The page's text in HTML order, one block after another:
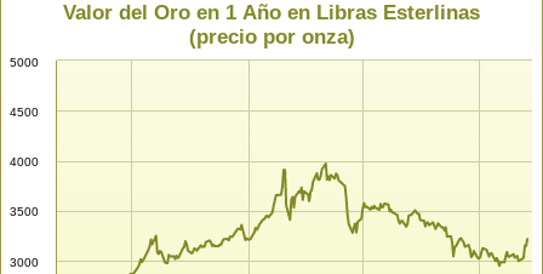
Valor del Oro en 1 Año en Libras Esterlinas
(precio por onza)
3000
3500
4000
4500
5000